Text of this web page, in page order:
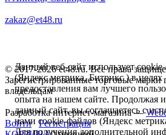
zakaz@et48.ru
© 2017-2026 et48.ru. Все права
Зарегистрированные торговые марки
владельцам
Разработка интернет-магазина —
Войти
Регистрация
Данный веб-сайт использует
(Яндекс метрика, Битрикс ) в целях
предоставления вам лучшего
опыта на нашем сайте. Продолжая
данный сайт, вы соглашаетесь с
нами cookie-файлов (Яндекс
Для получения дополнительной